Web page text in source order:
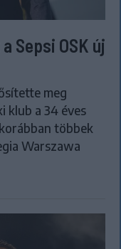
Sepsi OSK új
meg
klub a 34 éves
többek
Warszawa